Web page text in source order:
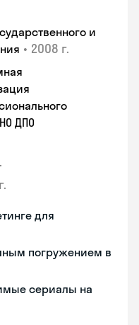
и
• 2008 г.
ДПО
для
погружением в
сериалы на